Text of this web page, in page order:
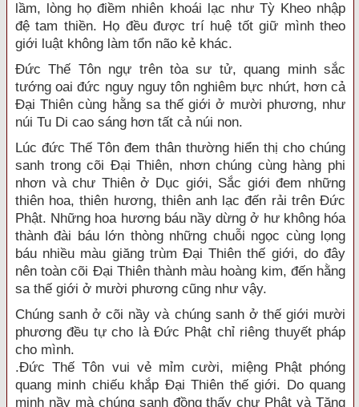
lầm, lòng họ điềm nhiên khoái lạc như Tỳ Kheo nhập
đệ tam thiền. Họ đều được trí huệ tốt giữ mình theo
giới luật không làm tổn não kẻ khác.
Đức Thế Tôn ngự trên tòa sư tử, quang minh sắc
tướng oai đức nguy nguy tôn nghiêm bực nhứt, hơn cả
Đại Thiên cùng hằng sa thế giới ở mười phương, như
núi Tu Di cao sáng hơn tất cả núi non.
Lúc đức Thế Tôn đem thân thường hiển thị cho chúng
sanh trong cõi Đại Thiên, nhơn chúng cùng hàng phi
nhơn và chư Thiên ở Dục giới, Sắc giới đem những
thiên hoa, thiên hương, thiên anh lạc đến rải trên Đức
Phật. Những hoa hương báu nầy dừng ở hư không hóa
thành đài báu lớn thòng những chuỗi ngọc cùng lọng
báu nhiều màu giăng trùm Đại Thiên thế giới, do đây
nên toàn cõi Đại Thiên thành màu hoàng kim, đến hằng
sa thế giới ở mười phương cũng như vậy.
Chúng sanh ở cõi nầy và chúng sanh ở thế giới mười
phương đều tự cho là Đức Phật chỉ riêng thuyết pháp
cho mình.
.Đức Thế Tôn vui vẻ mỉm cười, miệng Phật phóng
quang minh chiếu khắp Đại Thiên thế giới. Do quang
minh nầy mà chúng sanh đồng thấy chư Phật và Tăng